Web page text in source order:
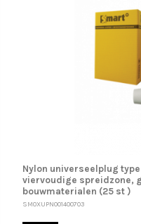
Nylon universeelplug
viervoudige spreidzone,
bouwmaterialen (25 st )
SM0XUPN001400703